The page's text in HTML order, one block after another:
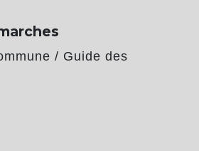
/ Guide des